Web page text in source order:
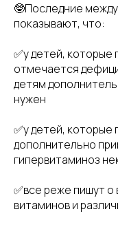
🤓Последние
показывают, что:
✅у детей,
отмечается
детям
нужен
✅у детей,
дополнительно
гипервитаминоз
✅все реже пишут
витаминов и